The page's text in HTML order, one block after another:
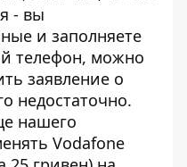
- вы
и заполняете
телефон, можно
заявление о
недостаточно.
нашего
Vodafone